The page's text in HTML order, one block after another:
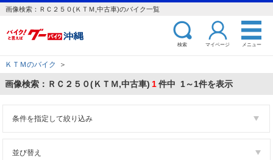
画像検索：ＲＣ２５０(ＫＴＭ,中古車)のバイク一覧
検索 マイページ メニュー
ＫＴＭのバイク ＞
画像検索：ＲＣ２５０(ＫＴＭ,中古車) 1件中 1～1件を表示
条件を指定して絞り込み
並び替え